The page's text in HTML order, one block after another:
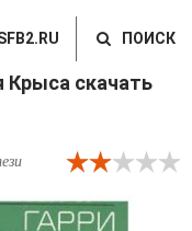
ПОИСК
Крыса скачать